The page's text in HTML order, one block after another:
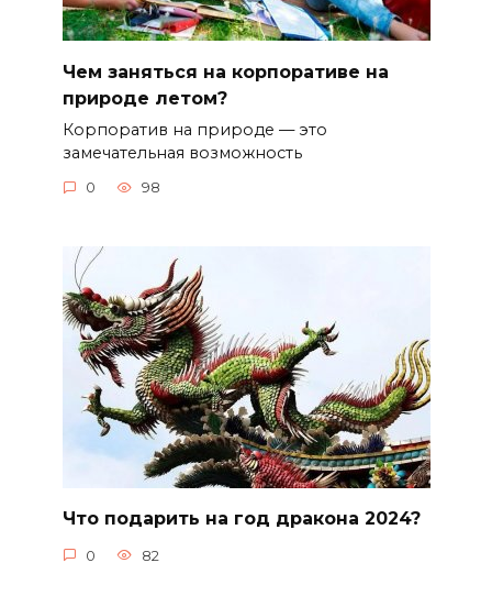
Чем заняться на корпоративе на
природе летом?
Корпоратив на природе — это
замечательная возможность
0 98
Что подарить на год дракона 2024?
0 82